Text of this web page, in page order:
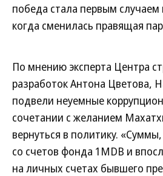
победа стала первым случаем
когда сменилась правящая
По мнению эксперта Центра
разработок Антона Цветова,
подвели неуемные
сочетании с желанием
вернуться в политику.
со счетов фонда 1MDB и
на личных счетах бывшего